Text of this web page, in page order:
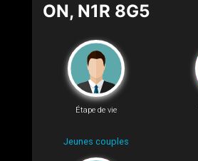
ON, N1R 8G5
Étape de vie
Jeunes couples